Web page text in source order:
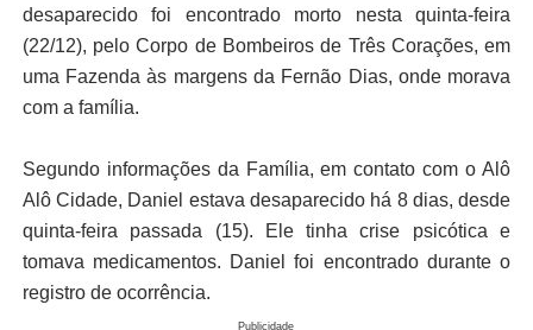
desaparecido foi encontrado morto nesta quinta-feira
(22/12), pelo Corpo de Bombeiros de Três Corações, em
uma Fazenda às margens da Fernão Dias, onde morava
com a família.
Segundo informações da Família, em contato com o Alô
Alô Cidade, Daniel estava desaparecido há 8 dias, desde
quinta-feira passada (15). Ele tinha crise psicótica e
tomava medicamentos. Daniel foi encontrado durante o
registro de ocorrência.
Publicidade